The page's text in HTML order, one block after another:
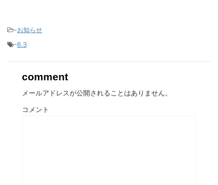
-お知らせ
-6.3
comment
メールアドレスが公開されることはありません。
コメント